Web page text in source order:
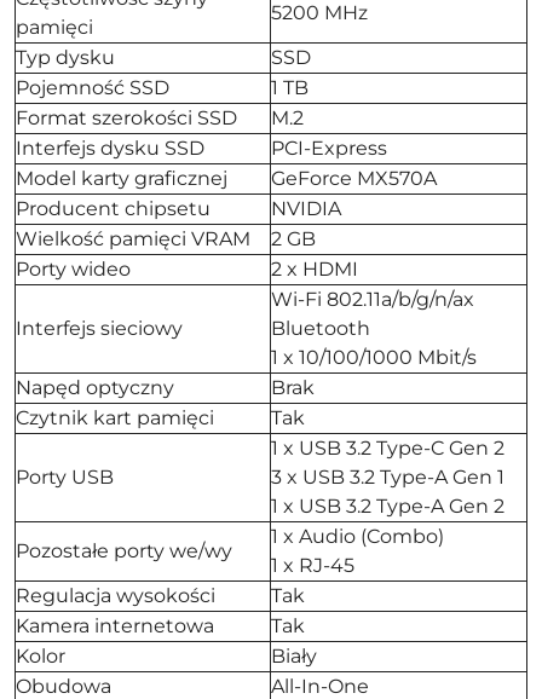
pamięci
5200 MHz
Typ dysku
SSD
Pojemność SSD
1 TB
Format szerokości SSD
M.2
Interfejs dysku SSD
PCI-Express
Model karty graficznej
GeForce MX570A
Producent chipsetu
NVIDIA
Wielkość pamięci VRAM
2 GB
Porty wideo
2 x HDMI
Interfejs sieciowy
Wi-Fi 802.11a/b/g/n/ax
Bluetooth
1 x 10/100/1000 Mbit/s
Napęd optyczny
Brak
Czytnik kart pamięci
Tak
Porty USB
1 x USB 3.2 Type-C Gen 2
3 x USB 3.2 Type-A Gen 1
1 x USB 3.2 Type-A Gen 2
Pozostałe porty we/wy
1 x Audio (Combo)
1 x RJ-45
Regulacja wysokości
Tak
Kamera internetowa
Tak
Kolor
Biały
Obudowa
All-In-One